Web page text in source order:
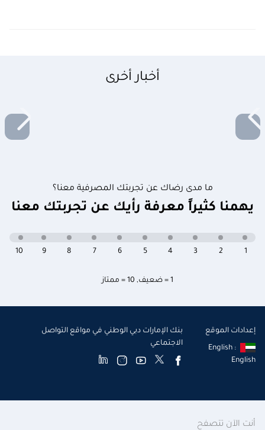
أخبار أخرى
ما مدى رضاك عن تجربتك المصرفية معنا؟
يهمنا كثيراً معرفة رأيك عن تجربتك معنا
1 = ضعيف , 10 = ممتاز
10 9 8 7 6 5 4 3 2 1
إعدادات الموقع
English :
English
بنك الإمارات دبي الوطني في مواقع التواصل
الاجتماعي
أنت الآن تتصفح